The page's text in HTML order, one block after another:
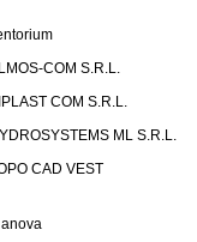
COM S.R.L.
COM S.R.L.
ML S.R.L.
CAD VEST